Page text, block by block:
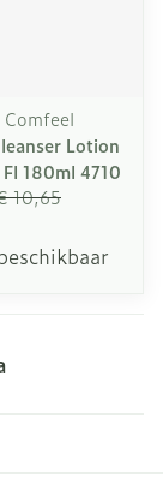
Lotion
180ml 4710
10,65